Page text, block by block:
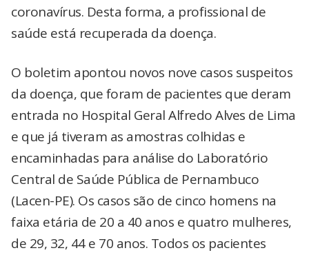
coronavírus. Desta forma, a profissional de
saúde está recuperada da doença.
O boletim apontou novos nove casos suspeitos
da doença, que foram de pacientes que deram
entrada no Hospital Geral Alfredo Alves de Lima
e que já tiveram as amostras colhidas e
encaminhadas para análise do Laboratório
Central de Saúde Pública de Pernambuco
(Lacen-PE). Os casos são de cinco homens na
faixa etária de 20 a 40 anos e quatro mulheres,
de 29, 32, 44 e 70 anos. Todos os pacientes